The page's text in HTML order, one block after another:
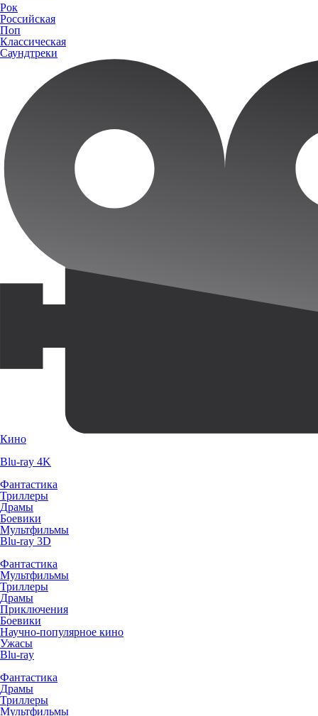
Рок
Российская
Поп
Классическая
Саундтреки
Кино
Blu-ray 4K
Фантастика
Триллеры
Драмы
Боевики
Мультфильмы
Blu-ray 3D
Фантастика
Мультфильмы
Триллеры
Драмы
Приключения
Боевики
Научно-популярное кино
Ужасы
Blu-ray
Фантастика
Драмы
Триллеры
Мультфильмы